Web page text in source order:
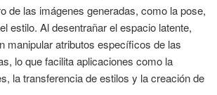
de las imágenes generadas, como la pose,
estilo. Al desentrañar el espacio latente,
manipular atributos específicos de las
lo que facilita aplicaciones como la
la transferencia de estilos y la creación de